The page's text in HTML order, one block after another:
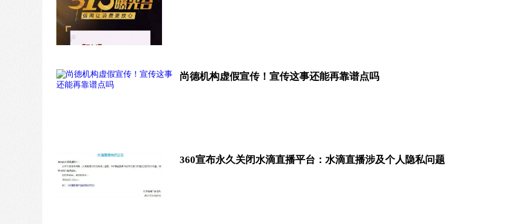
尚德机构虚假宣传！宣传这事还能再靠谱点吗
360宣布永久关闭水滴直播平台：水滴直播涉及个人隐私问题